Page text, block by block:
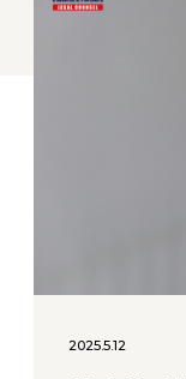
2025.5.12